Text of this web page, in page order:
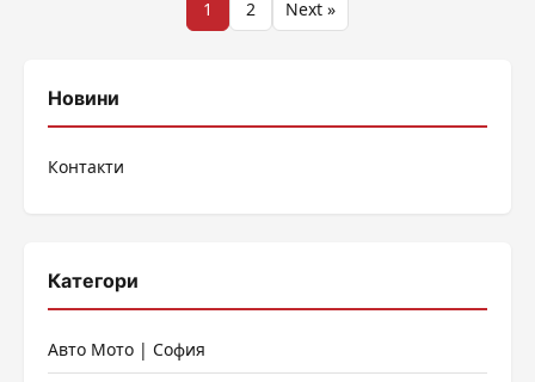
публикациите
1 2 Next »
Новини
Контакти
Категори
Авто Мото | София